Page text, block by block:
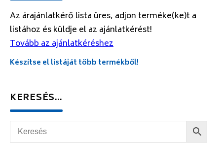
Az árajánlatkérő lista üres, adjon terméke(ke)t a
listához és küldje el az ajánlatkérést!
Tovább az ajánlatkéréshez
Készítse el listáját több termékből!
KERESÉS…